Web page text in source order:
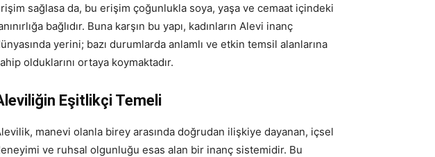
sağlasa da, bu erişim çoğunlukla soya, yaşa ve cemaat içindeki
bağlıdır. Buna karşın bu yapı, kadınların Alevi inanç
yerini; bazı durumlarda anlamlı ve etkin temsil alanlarına
olduklarını ortaya koymaktadır.
Eşitlikçi Temeli
manevi olanla birey arasında doğrudan ilişkiye dayanan, içsel
ve ruhsal olgunluğu esas alan bir inanç sistemidir. Bu